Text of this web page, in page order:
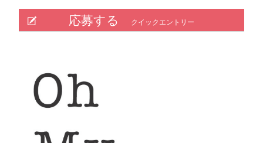
応募する クイックエントリー